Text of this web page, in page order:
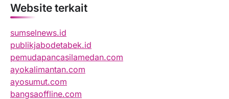
Website terkait
sumselnews.id
publikjabodetabek.id
pemudapancasilamedan.com
ayokalimantan.com
ayosumut.com
bangsaoffline.com